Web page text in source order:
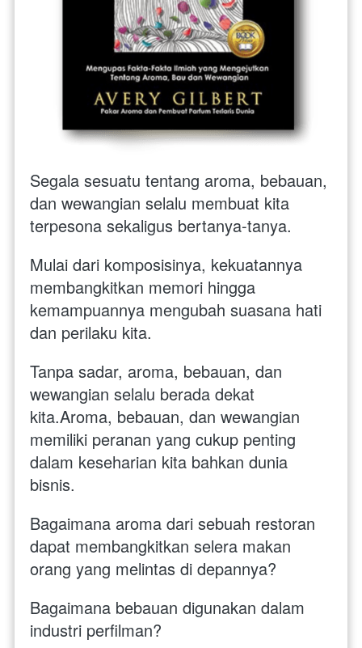
Segala sesuatu tentang aroma, bebauan,
dan wewangian selalu membuat kita
terpesona sekaligus bertanya-tanya.
Mulai dari komposisinya, kekuatannya
membangkitkan memori hingga
kemampuannya mengubah suasana hati
dan perilaku kita.
Tanpa sadar, aroma, bebauan, dan
wewangian selalu berada dekat
kita.Aroma, bebauan, dan wewangian
memiliki peranan yang cukup penting
dalam keseharian kita bahkan dunia
bisnis.
Bagaimana aroma dari sebuah restoran
dapat membangkitkan selera makan
orang yang melintas di depannya?
Bagaimana bebauan digunakan dalam
industri perfilman?